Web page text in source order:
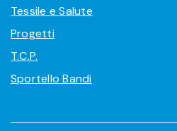
Tessile e Salute
Progetti
T.C.P.
Sportello Bandi